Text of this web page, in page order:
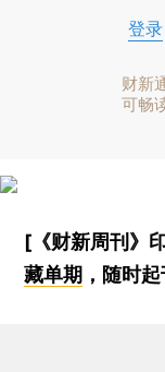
登录
财新
可畅
[《财新周刊》
藏单期 ，随时